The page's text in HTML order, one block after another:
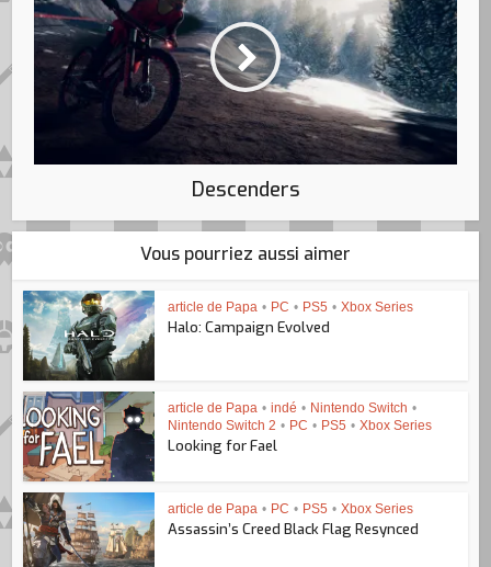
Descenders
Vous pourriez aussi aimer
article de Papa • PC • PS5 • Xbox Series
Halo: Campaign Evolved
article de Papa • indé • Nintendo Switch •
Nintendo Switch 2 • PC • PS5 • Xbox Series
Looking for Fael
article de Papa • PC • PS5 • Xbox Series
Assassin’s Creed Black Flag Resynced